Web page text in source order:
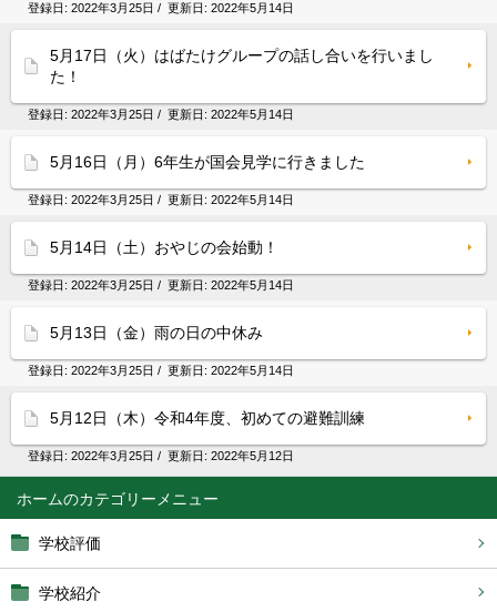
ホーム
学校評価
学校紹介
登録日: 2022年3月25日 / 更新日: 2022年5月14日
5月17日（火）はばたけグループの話し合いを行いまし
た！
登録日: 2022年3月25日 / 更新日: 2022年5月14日
5月16日（月）6年生が国会見学に行きました
登録日: 2022年3月25日 / 更新日: 2022年5月14日
5月14日（土）おやじの会始動！
登録日: 2022年3月25日 / 更新日: 2022年5月14日
5月13日（金）雨の日の中休み
登録日: 2022年3月25日 / 更新日: 2022年5月14日
5月12日（木）令和4年度、初めての避難訓練
登録日: 2022年3月25日 / 更新日: 2022年5月12日